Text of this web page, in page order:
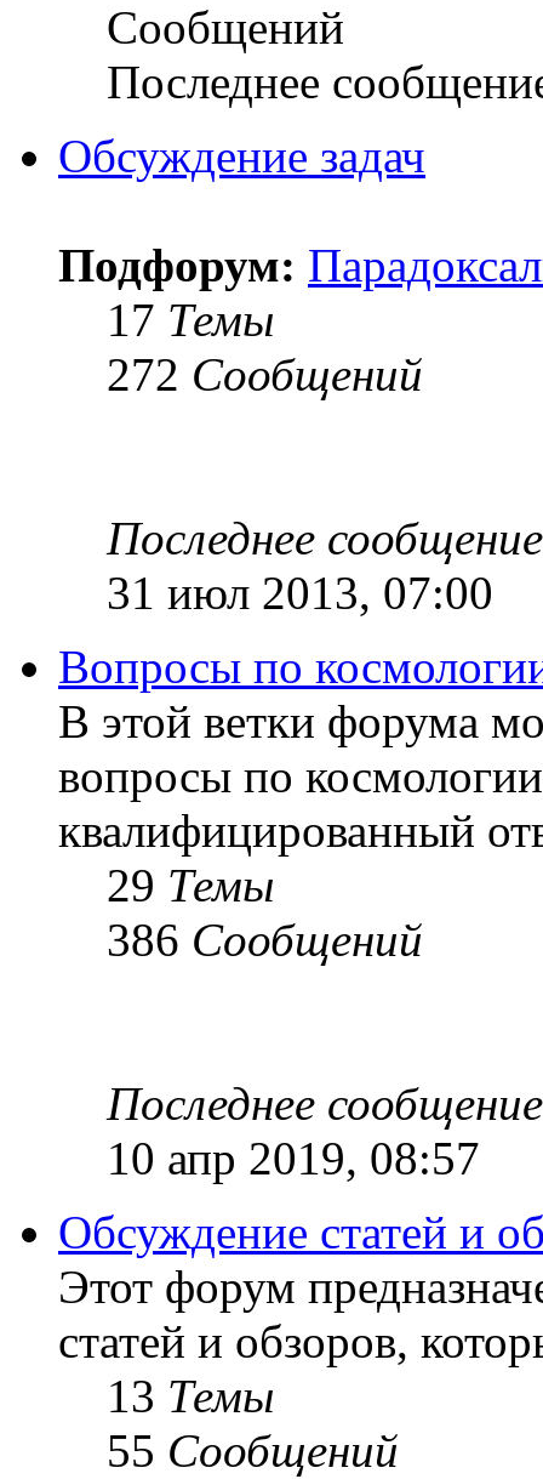
Сообщений
Последнее
Обсуждение задач
Подфорум:
17 Темы
272 Сообщений
Последнее сообщение
31 июл 2013, 07:00
Вопросы по
В этой ветки форума
вопросы по
квалифицированный
29 Темы
386 Сообщений
Последнее сообщение
10 апр 2019, 08:57
Обсуждение статей и
Этот форум
статей и обзоров,
13 Темы
55 Сообщений